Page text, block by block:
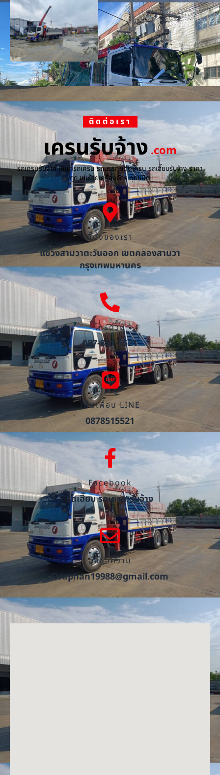
ติดต่อเรา
เครนรับจ้าง.com
รถเครนรับจ้าง ให้เช่ารถเครน รถบรรทุกติดเครน รถเฮี๊ยบรับจ้าง ราคา
ถูก ขนย้ายเครื่องจักร ทุกชนิด
ที่ตั้งของเรา
แขวงสามวาตะวันออก เขตคลองสามวา
กรุงเทพมหานคร
โทรด่วน
087-851-5521
เพิ่มเพื่อน LINE
0878515521
Facebook
รถเฮี๊ยบ รถเครน รับจ้าง
ส่งข้อความ
Oraphan19988@gmail.com